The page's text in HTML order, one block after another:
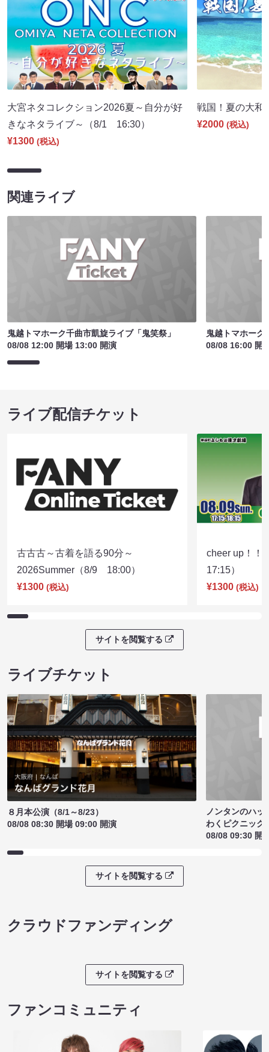
大宮ネタコレクション2026夏～自分が好
きなネタライブ～（8/1 16:30）
¥1300 (税込)
戦国！夏の大
¥2000 (税込)
関連ライブ
鬼越トマホーク千曲市凱旋ライブ「鬼笑祭」
08/08 12:00 開場 13:00 開演
鬼越トマホーク
08/08 16:00 開
ライブ配信チケット
古古古～古着を語る90分～
2026Summer（8/9 18:00）
¥1300 (税込)
cheer up！
17:15）
¥1300 (税込)
サイトを閲覧する
ライブチケット
８月本公演（8/1～8/23）
08/08 08:30 開場 09:00 開演
ノンタンのハッ
わくピクニック
08/08 09:30 開
サイトを閲覧する
クラウドファンディング
サイトを閲覧する
ファンコミュニティ